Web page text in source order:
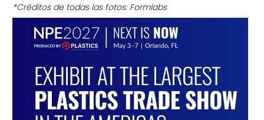
*Créditos de todas las fotos: Formlabs